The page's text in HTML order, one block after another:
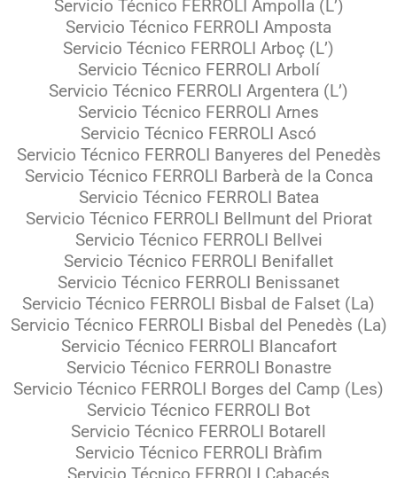
Servicio Técnico FERROLI Ampolla (L’)
Servicio Técnico FERROLI Amposta
Servicio Técnico FERROLI Arboç (L’)
Servicio Técnico FERROLI Arbolí
Servicio Técnico FERROLI Argentera (L’)
Servicio Técnico FERROLI Arnes
Servicio Técnico FERROLI Ascó
Servicio Técnico FERROLI Banyeres del Penedès
Servicio Técnico FERROLI Barberà de la Conca
Servicio Técnico FERROLI Batea
Servicio Técnico FERROLI Bellmunt del Priorat
Servicio Técnico FERROLI Bellvei
Servicio Técnico FERROLI Benifallet
Servicio Técnico FERROLI Benissanet
Servicio Técnico FERROLI Bisbal de Falset (La)
Servicio Técnico FERROLI Bisbal del Penedès (La)
Servicio Técnico FERROLI Blancafort
Servicio Técnico FERROLI Bonastre
Servicio Técnico FERROLI Borges del Camp (Les)
Servicio Técnico FERROLI Bot
Servicio Técnico FERROLI Botarell
Servicio Técnico FERROLI Bràfim